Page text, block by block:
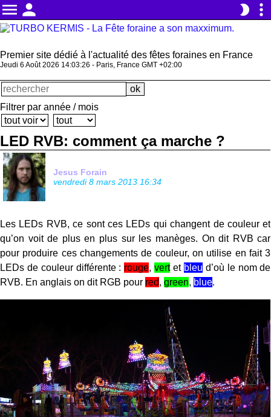
menu person brightness_2 more_vert
Premier site dédié à l'actualité des fêtes foraines en France
Jeudi 6 Août 2026 14:03:27 - Paris, France GMT +02:00
Filtrer par année / mois
LED RVB: comment ça marche ?
Jesus Forain
vendredi 8 mars 2013 16:34
Les LEDs RVB, ce sont ces LEDs qui changent de couleur et
qu’on voit de plus en plus sur les manèges. On dit RVB car
pour produire ces changements de couleur, on utilise en fait 3
LEDs de couleur différente : rouge,vertet bleu d’où le nom de
RVB. En anglais on dit RGB pour red, green, blue.